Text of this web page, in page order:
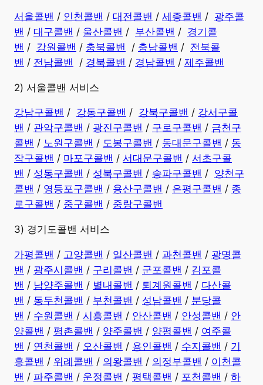
서울콜밴 / 인천콜밴 / 대전콜밴 / 세종콜밴 / 광주콜
밴 / 대구콜밴 / 울산콜밴 / 부산콜밴 / 경기콜
밴 / 강원콜밴 / 충북콜밴 / 충남콜밴 / 전북콜
밴 / 전남콜밴 / 경북콜밴 / 경남콜밴 ​ / 제주콜밴
2) 서울콜밴 서비스
강남구콜밴 / 강동구콜밴 / 강북구콜밴 / 강서구콜
밴 / 관악구콜밴 / 광진구콜밴 / 구로구콜밴 / 금천구
콜밴 / 노원구콜밴 / 도봉구콜밴 / 동대문구콜밴 / 동
작구콜밴 / 마포구콜밴 / 서대문구콜밴 / 서초구콜
밴 / 성동구콜밴 / 성북구콜밴 / 송파구콜밴 / 양천구
콜밴 / 영등포구콜밴 / 용산구콜밴 / 은평구콜밴 / 종
로구콜밴 / 중구콜밴 / 중랑구콜밴
3) 경기도콜밴 서비스
가평콜밴 / 고양콜밴 / 일산콜밴 / 과천콜밴 / 광명콜
밴 / 광주시콜밴 / 구리콜밴 / 군포콜밴 / 김포콜
밴 / 남양주콜밴 / 별내콜밴 / 퇴계원콜밴 / 다산콜
밴 / 동두천콜밴 / 부천콜밴 / 성남콜밴 / 분당콜
밴 / 수원콜밴 / 시흥콜밴 / 안산콜밴 / 안성콜밴 / 안
양콜밴 / 평촌콜밴 / 양주콜밴 / 양평콜밴 / 여주콜
밴 / 연천콜밴 / 오산콜밴 / 용인콜밴 / 수지콜밴 / 기
흥콜밴 / 위례콜밴 / 의왕콜밴 / 의정부콜밴 / 이천콜
밴 / 파주콜밴 / 운정콜밴 / 평택콜밴 / 포천콜밴 / 하